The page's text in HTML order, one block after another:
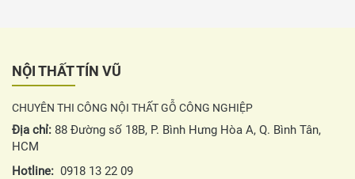
NỘI THẤT TÍN VŨ
CHUYÊN THI CÔNG NỘI THẤT GỖ CÔNG NGHIỆP
Địa chỉ: 88 Đường số 18B, P. Bình Hưng Hòa A, Q. Bình Tân,
HCM
Hotline: 0918 13 22 09